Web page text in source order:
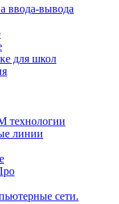
ввода-вывода
для школ
технологии
линии
сети.